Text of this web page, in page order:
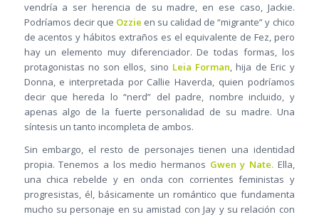
vendría a ser herencia de su madre, en ese caso, Jackie.
Podríamos decir que Ozzie en su calidad de “migrante” y chico
de acentos y hábitos extraños es el equivalente de Fez, pero
hay un elemento muy diferenciador. De todas formas, los
protagonistas no son ellos, sino Leia Forman, hija de Eric y
Donna, e interpretada por Callie Haverda, quien podríamos
decir que hereda lo “nerd” del padre, nombre incluido, y
apenas algo de la fuerte personalidad de su madre. Una
síntesis un tanto incompleta de ambos.
Sin embargo, el resto de personajes tienen una identidad
propia. Tenemos a los medio hermanos Gwen y Nate.Ella,
una chica rebelde y en onda con corrientes feministas y
progresistas, él, básicamente un romántico que fundamenta
mucho su personaje en su amistad con Jay y su relación con